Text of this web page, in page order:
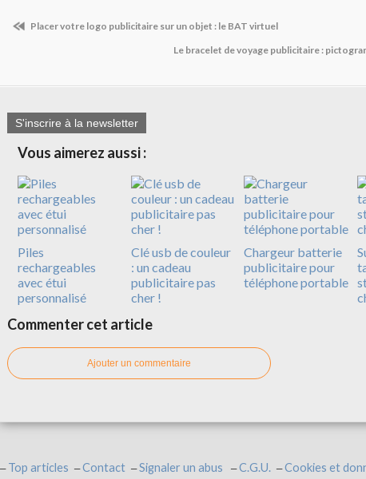
Placer votre logo publicitaire sur un objet : le BAT virtuel
Le bracelet de voyage publicitaire :
S'inscrire à la newsletter
Vous aimerez aussi :
Piles
rechargeables
avec étui
personnalisé
Clé usb de couleur
: un cadeau
publicitaire pas
cher !
Chargeur batterie
publicitaire pour
téléphone portable
Commenter cet article
Ajouter un commentaire
Top articles Contact Signaler un abus C.G.U. Cookies et